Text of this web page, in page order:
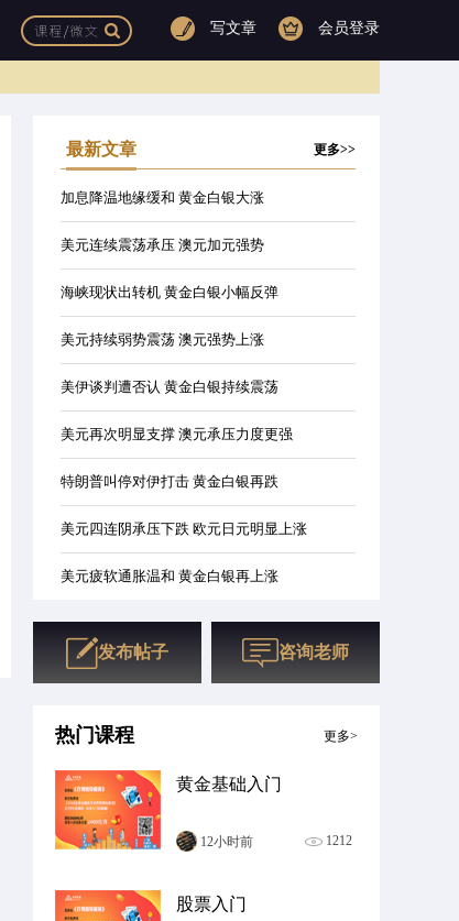
会员登录
写文章
最新文章 更多>>
加息降温地缘缓和 黄金白银大涨
美元连续震荡承压 澳元加元强势
海峡现状出转机 黄金白银小幅反弹
美元持续弱势震荡 澳元强势上涨
美伊谈判遭否认 黄金白银持续震荡
美元再次明显支撑 澳元承压力度更强
特朗普叫停对伊打击 黄金白银再跌
美元四连阴承压下跌 欧元日元明显上涨
美元疲软通胀温和 黄金白银再上涨
美元连续快速承压 非美集体大涨
发布帖子 咨询老师
热门课程 更多>
黄金基础入门
12小时前 1212
股票入门